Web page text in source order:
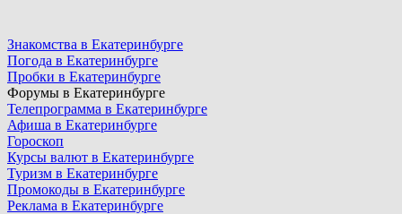
Знакомства в Екатеринбурге
Погода в Екатеринбурге
Пробки в Екатеринбурге
Форумы в Екатеринбурге
Телепрограмма в Екатеринбурге
Афиша в Екатеринбурге
Гороскоп
Курсы валют в Екатеринбурге
Туризм в Екатеринбурге
Промокоды в Екатеринбурге
Реклама в Екатеринбурге